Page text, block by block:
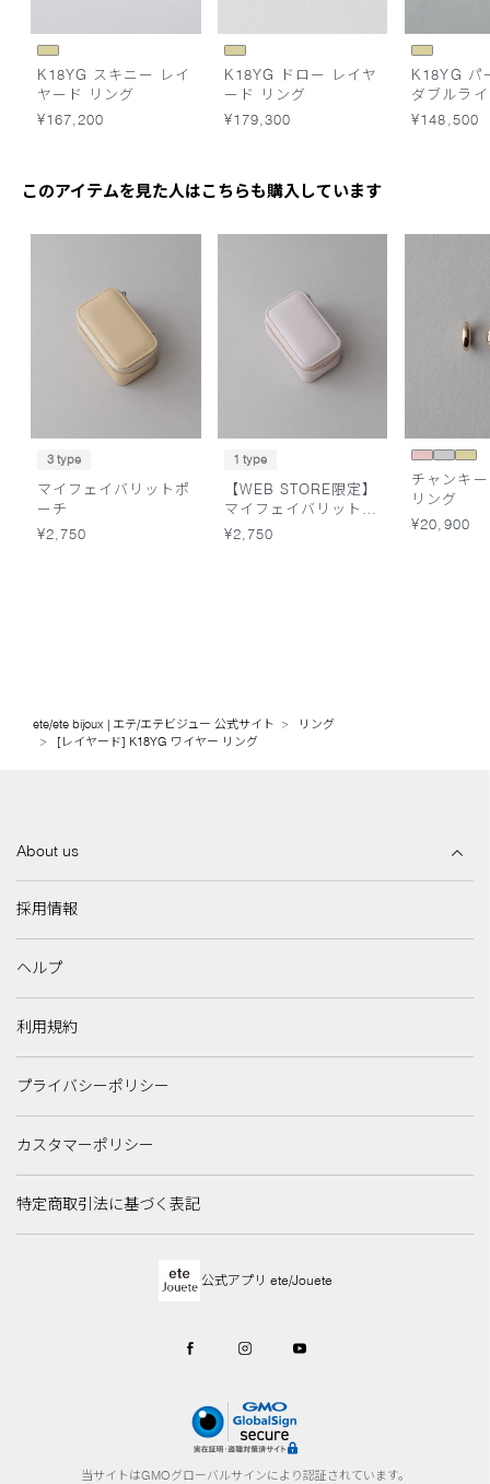
K18YG スキニー レイ
ヤード リング
¥167,200
K18YG ドロー レイヤ
ード リング
¥179,300
K18YG パ
ダブルラ
¥148,500
このアイテムを見た人はこちらも購入しています
3 type
マイフェイバリットポ
ーチ
¥2,750
1 type
【WEB STORE限定】
マイフェイバリットポ
ーチ
¥2,750
チャンキ
リング
¥20,900
ete/ete bijoux | エテ/エテビジュー 公式サイト
リング
[レイヤード] K18YG ワイヤー リング
About us
採用情報
ヘルプ
利用規約
プライバシーポリシー
カスタマーポリシー
特定商取引法に基づく表記
公式アプリ ete/Jouete
当サイトはGMOグローバルサインにより認証されています。